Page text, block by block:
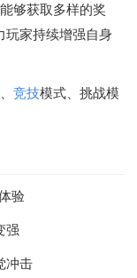
够获取多样的奖
玩家持续增强自身
竞技模式、挑战模
验
强
冲击